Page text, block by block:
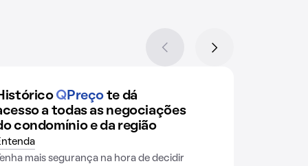
QPreço te dá
a todas as negociações
condomínio e da região
Tenha mais segurança na hora de decidir